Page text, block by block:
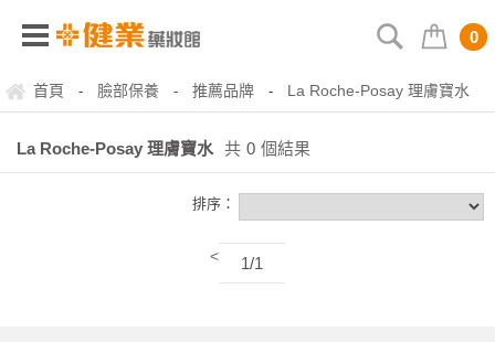
0
首頁 - 臉部保養 - 推薦品牌 - La Roche-Posay 理膚寶水
La Roche-Posay 理膚寶水 共 0 個結果
排序：
< 1/1